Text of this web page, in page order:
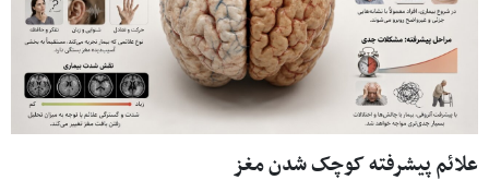
علائم پیشرفته کوچک شدن مغز